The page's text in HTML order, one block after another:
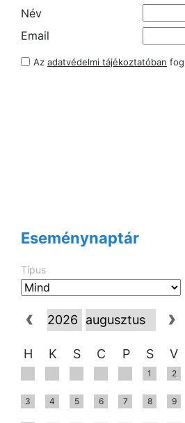
Név
Email
Az adatvédelmi tájékoztatóban
Eseménynaptár
Típus
H K S C P S V
1 2
3 4 5 6 7 8 9